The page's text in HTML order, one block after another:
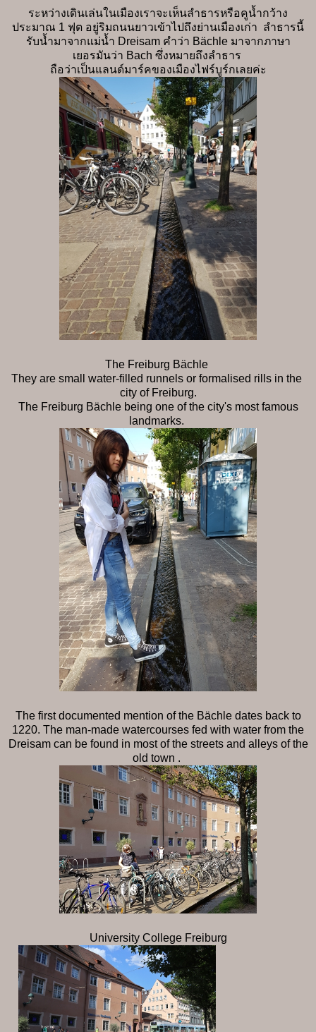
ระหว่างเดินเล่นในเมืองเราจะเห็นลำธารหรือคูน้ำกว้าง
ประมาณ 1 ฟุต อยู่ริมถนนยาวเข้าไปถึงย่านเมืองเก่า ลำธารนี้
รับน้ำมาจากแม่น้ำ Dreisam คำว่า Bächle มาจากภาษา
เยอรมันว่า Bach ซึ่งหมายถึงลำธาร
ถือว่าเป็นแลนด์มาร์คของเมืองไฟร์บูร์กเลยค่ะ
The Freiburg Bächle
They are small water-filled runnels or formalised rills in the
city of Freiburg.
The Freiburg Bächle being one of the city's most famous
landmarks.
The first documented mention of the Bächle dates back to
1220. The man-made watercourses fed with water from the
Dreisam can be found in most of the streets and alleys of the
old town .
University College Freiburg